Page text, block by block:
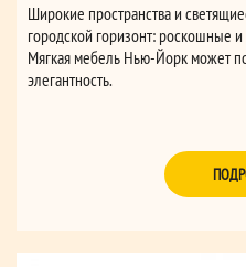
Широкие пространства и
городской горизонт: роскошные
Мягкая мебель Нью-Йорк может
элегантность.